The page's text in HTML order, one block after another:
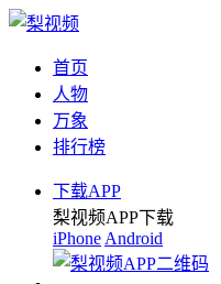
首页
人物
万象
排行榜
下载APP
梨视频APP下载
iPhone Android